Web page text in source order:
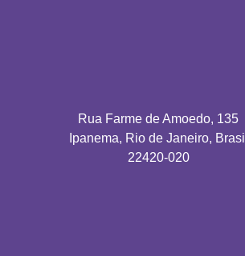
Rua Farme de Amoedo, 135
Ipanema, Rio de Janeiro, Brasil
22420-020